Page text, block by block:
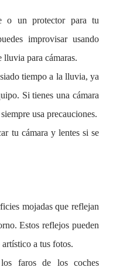
o un protector para tu
improvisar usando
lluvia para cámaras.
tiempo a la lluvia, ya
Si tienes una cámara
usa precauciones.
tu cámara y lentes si se
mojadas que reflejan
Estos reflejos pueden
a tus fotos.
faros de los coches